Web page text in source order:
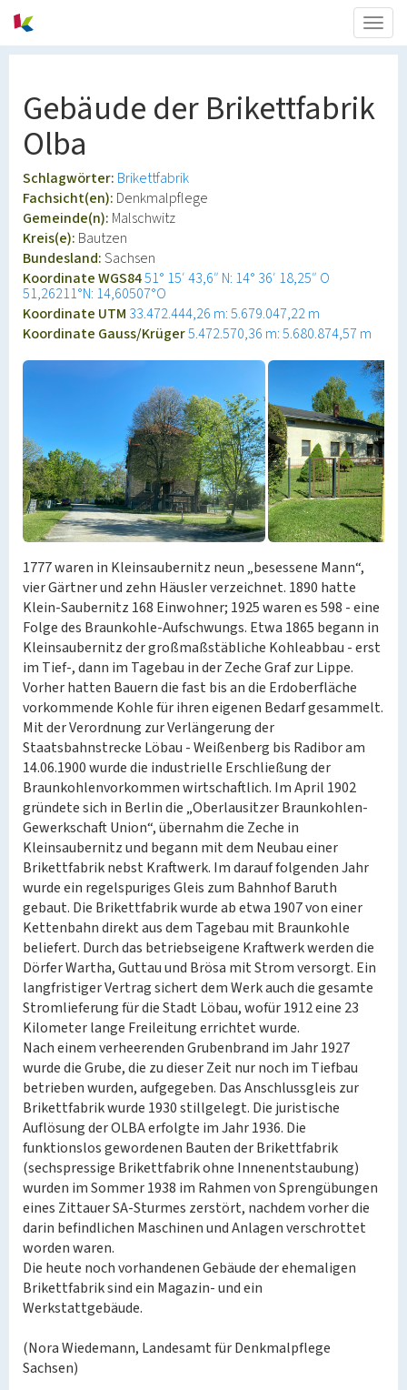
Gebäude der Brikettfabrik
Olba
Schlagwörter: Brikettfabrik
Fachsicht(en): Denkmalpflege
Gemeinde(n): Malschwitz
Kreis(e): Bautzen
Bundesland:Sachsen
Koordinate WGS8451° 15′ 43,6″ N: 14° 36′ 18,25″ O
51,26211°N: 14,60507°O
Koordinate UTM 33.472.444,26 m: 5.679.047,22 m
Koordinate Gauss/Krüger5.472.570,36 m: 5.680.874,57 m
1777 waren in Kleinsaubernitz neun „besessene Mann“,
vier Gärtner und zehn Häusler verzeichnet. 1890 hatte
Klein-Saubernitz 168 Einwohner; 1925 waren es 598 - eine
Folge des Braunkohle-Aufschwungs. Etwa 1865 begann in
Kleinsaubernitz der großmaßstäbliche Kohleabbau - erst
im Tief-, dann im Tagebau in der Zeche Graf zur Lippe.
Vorher hatten Bauern die fast bis an die Erdoberfläche
vorkommende Kohle für ihren eigenen Bedarf gesammelt.
Mit der Verordnung zur Verlängerung der
Staatsbahnstrecke Löbau - Weißenberg bis Radibor am
14.06.1900 wurde die industrielle Erschließung der
Braunkohlenvorkommen wirtschaftlich. Im April 1902
gründete sich in Berlin die „Oberlausitzer Braunkohlen-
Gewerkschaft Union“, übernahm die Zeche in
Kleinsaubernitz und begann mit dem Neubau einer
Brikettfabrik nebst Kraftwerk. Im darauf folgenden Jahr
wurde ein regelspuriges Gleis zum Bahnhof Baruth
gebaut. Die Brikettfabrik wurde ab etwa 1907 von einer
Kettenbahn direkt aus dem Tagebau mit Braunkohle
beliefert. Durch das betriebseigene Kraftwerk werden die
Dörfer Wartha, Guttau und Brösa mit Strom versorgt. Ein
langfristiger Vertrag sichert dem Werk auch die gesamte
Stromlieferung für die Stadt Löbau, wofür 1912 eine 23
Kilometer lange Freileitung errichtet wurde.
Nach einem verheerenden Grubenbrand im Jahr 1927
wurde die Grube, die zu dieser Zeit nur noch im Tiefbau
betrieben wurden, aufgegeben. Das Anschlussgleis zur
Brikettfabrik wurde 1930 stillgelegt. Die juristische
Auflösung der OLBA erfolgte im Jahr 1936. Die
funktionslos gewordenen Bauten der Brikettfabrik
(sechspressige Brikettfabrik ohne Innenentstaubung)
wurden im Sommer 1938 im Rahmen von Sprengübungen
eines Zittauer SA-Sturmes zerstört, nachdem vorher die
darin befindlichen Maschinen und Anlagen verschrottet
worden waren.
Die heute noch vorhandenen Gebäude der ehemaligen
Brikettfabrik sind ein Magazin- und ein
Werkstattgebäude.
(Nora Wiedemann, Landesamt für Denkmalpflege
Sachsen)